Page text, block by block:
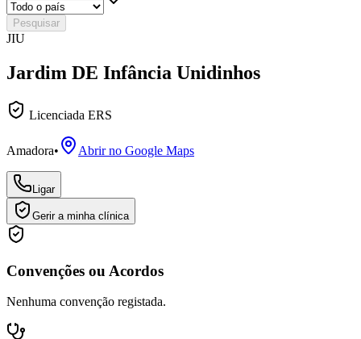
Pesquisar
JIU
Jardim DE Infância Unidinhos
Licenciada ERS
Amadora• Abrir no Google Maps
Ligar
Gerir a minha clínica
Convenções ou Acordos
Nenhuma convenção registada.